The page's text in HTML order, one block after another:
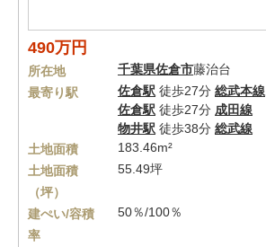
490万円
所在地 千葉県佐倉市藤治台
最寄り駅
佐倉駅 徒歩27分 総武本線
佐倉駅 徒歩27分 成田線
物井駅 徒歩38分 総武線
土地面積
183.46m²
土地面積
（坪）
55.49坪
建ぺい/容積
率
50％/100％